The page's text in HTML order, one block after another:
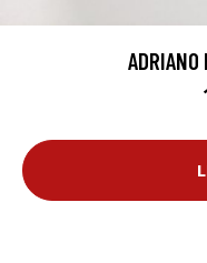
ADRIANO